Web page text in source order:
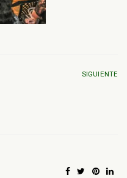
SIGUIENTE